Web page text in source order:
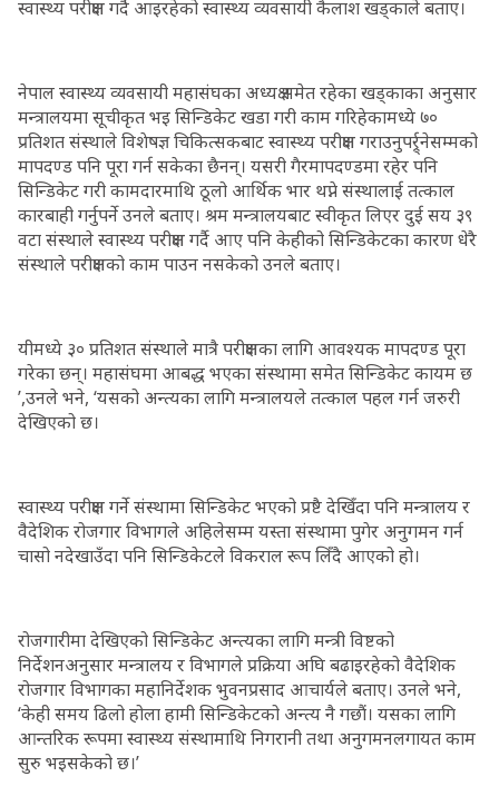
स्वास्थ्य परीक्षण गर्दै आइरहेको स्वास्थ्य व्यवसायी कैलाश खड्काले बताए।
नेपाल स्वास्थ्य व्यवसायी महासंघका अध्यक्ष समेत रहेका खड्काका अनुसार
मन्त्रालयमा सूचीकृत भइ सिन्डिकेट खडा गरी काम गरिहेकामध्ये ७०
प्रतिशत संस्थाले विशेषज्ञ चिकित्सकबाट स्वास्थ्य परीक्षण गराउनुपर्र्र्नेसम्मको
मापदण्ड पनि पूरा गर्न सकेका छैनन्। यसरी गैरमापदण्डमा रहेर पनि
सिन्डिकेट गरी कामदारमाथि ठूलो आर्थिक भार थप्ने संस्थालाई तत्काल
कारबाही गर्नुपर्ने उनले बताए। श्रम मन्त्रालयबाट स्वीकृत लिएर दुई सय ३९
वटा संस्थाले स्वास्थ्य परीक्षण गर्दै आए पनि केहीको सिन्डिकेटका कारण धेरै
संस्थाले परीक्षणको काम पाउन नसकेको उनले बताए।
यीमध्ये ३० प्रतिशत संस्थाले मात्रै परीक्षणका लागि आवश्यक मापदण्ड पूरा
गरेका छन्। महासंघमा आबद्ध भएका संस्थामा समेत सिन्डिकेट कायम छ
’,उनले भने, ‘यसको अन्त्यका लागि मन्त्रालयले तत्काल पहल गर्न जरुरी
देखिएको छ।
स्वास्थ्य परीक्षण गर्ने संस्थामा सिन्डिकेट भएको प्रष्टै देखिँदा पनि मन्त्रालय र
वैदेशिक रोजगार विभागले अहिलेसम्म यस्ता संस्थामा पुगेर अनुगमन गर्न
चासो नदेखाउँदा पनि सिन्डिकेटले विकराल रूप लिँदै आएको हो।
रोजगारीमा देखिएको सिन्डिकेट अन्त्यका लागि मन्त्री विष्टको
निर्देशनअनुसार मन्त्रालय र विभागले प्रक्रिया अघि बढाइरहेको वैदेशिक
रोजगार विभागका महानिर्देशक भुवनप्रसाद आचार्यले बताए। उनले भने,
‘केही समय ढिलो होला हामी सिन्डिकेटको अन्त्य नै गछौं। यसका लागि
आन्तरिक रूपमा स्वास्थ्य संस्थामाथि निगरानी तथा अनुगमनलगायत काम
सुरु भइसकेको छ।’